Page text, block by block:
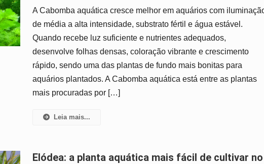
Aquática:
Cuidados,
E
Plantio
Para
Crescimento
A Cabomba aquática cresce melhor em aquários com
de média a alta intensidade, substrato fértil e água estável.
Quando recebe luz suficiente e nutrientes adequados,
desenvolve folhas densas, coloração vibrante e crescimento
rápido, sendo uma das plantas de fundo mais bonitas para
aquários plantados. A Cabomba aquática está entre as plantas
mais procuradas por […]
Leia mais...
Elódea: a planta aquática mais fácil de cultivar no